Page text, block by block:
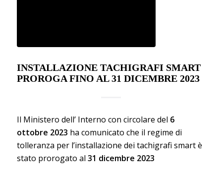
INSTALLAZIONE TACHIGRAFI SMART
PROROGA FINO AL 31 DICEMBRE 2023
Il Ministero dell’ Interno con circolare del 6
ottobre 2023 ha comunicato che il regime di
tolleranza per l’installazione dei tachigrafi smart è
stato prorogato al 31 dicembre 2023